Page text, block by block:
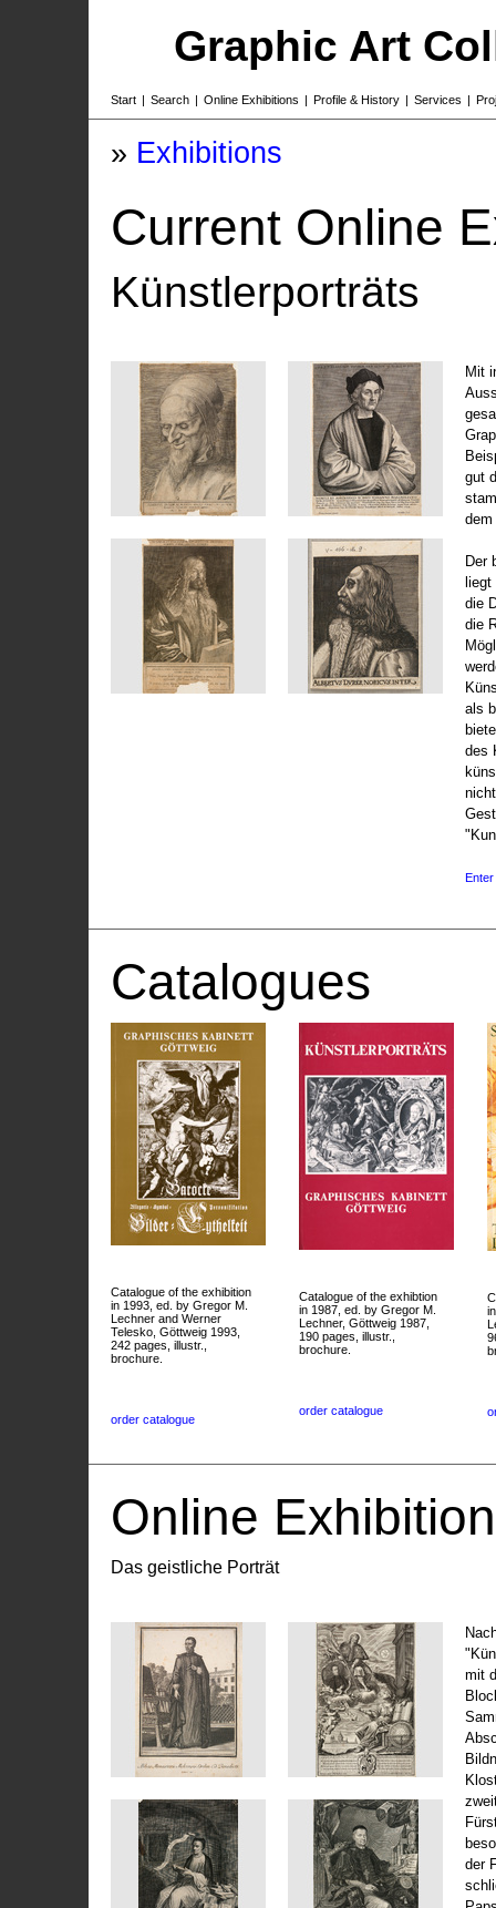
Graphic Art
Start | Search | Online Exhibitions | Profile & History | Services |
» Exhibitions
Current Online
Künstlerporträts
Mit
gut
dem
Der
die
die
als
des
Enter
Catalogues
Catalogue of the exhibition
in 1993, ed. by Gregor M.
Lechner and Werner
Telesko, Göttweig 1993,
242 pages, illustr.,
brochure.
order catalogue
Catalogue of the exhibtion
in 1987, ed. by Gregor M.
Lechner, Göttweig 1987,
190 pages, illustr.,
brochure.
order catalogue
Online
Das geistliche Porträt
mit
der